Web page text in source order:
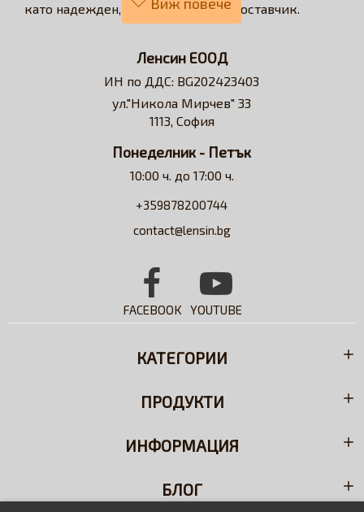
като надежден, бърз и коректен доставчик.
пазаруването в бързо, лесно, удобно и изгодно
решение за всеки потребител на контактни лещи.
Достъпни сме за професионални съвети и
съдействие относно избора на контактни лещи и
Ленсин ЕООД
ИН по ДДС: BG202423403
ул."Никола Мирчев" 33
1113, София
Понеделник - Петък
10:00 ч. до 17:00 ч.
+359878200744
contact@lensin.bg
FACEBOOK YOUTUBE
КАТЕГОРИИ
ПРОДУКТИ
ИНФОРМАЦИЯ
БЛОГ